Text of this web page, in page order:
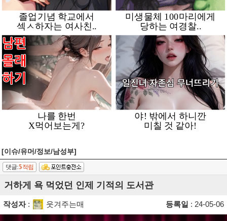
[이슈/유머/정보/남성부]
댓글:5적립
거하게 욕 먹었던 인제 기적의 도서관
작성자: 웃겨주는매 등록일 : 24-05-06